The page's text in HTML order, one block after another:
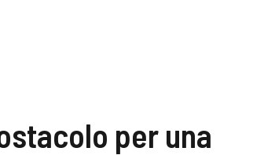
per una